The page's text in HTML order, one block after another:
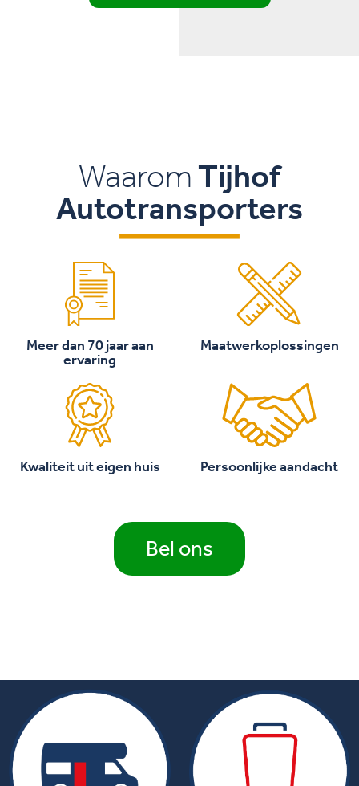
Waarom Tijhof
Autotransporters
Meer dan 70 jaar aan
ervaring
Maatwerkoplossingen
Kwaliteit uit eigen huis Persoonlijke aandacht
Bel ons